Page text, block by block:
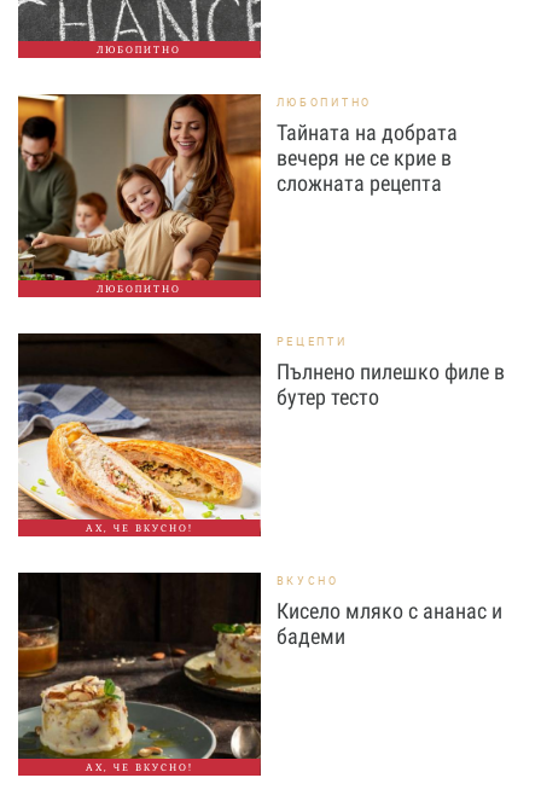
ЛЮБОПИТНО
ЛЮБОПИТНО
ЛЮБОПИТНО
Тайната на добрата
вечеря не се крие в
сложната рецепта
АХ, ЧЕ ВКУСНО!
РЕЦЕПТИ
Пълнено пилешко филе в
бутер тесто
АХ, ЧЕ ВКУСНО!
ВКУСНО
Кисело мляко с ананас и
бадеми